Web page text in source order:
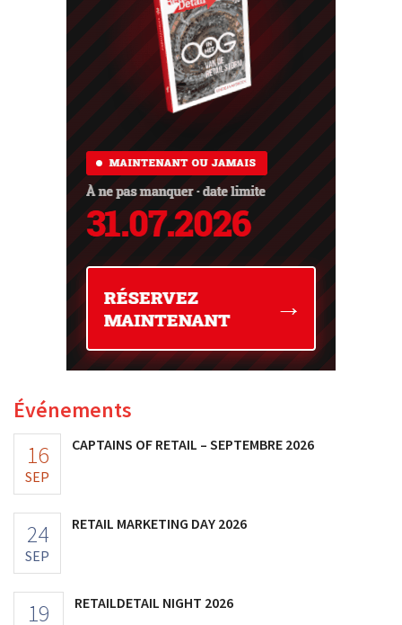
Événements
16
SEP
CAPTAINS OF RETAIL – SEPTEMBRE 2026
24
SEP
RETAIL MARKETING DAY 2026
19 RETAILDETAIL NIGHT 2026